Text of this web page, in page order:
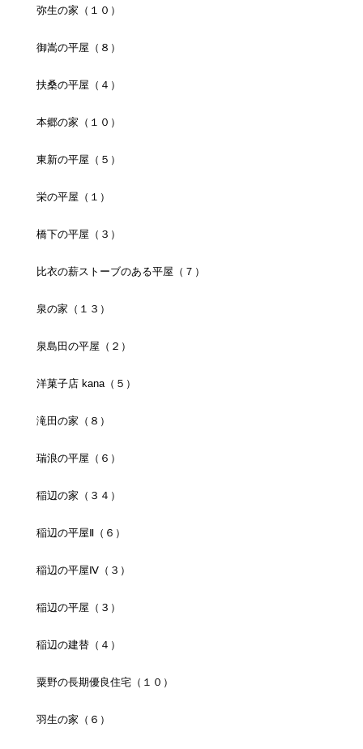
弥生の家（１０）
御嵩の平屋（８）
扶桑の平屋（４）
本郷の家（１０）
東新の平屋（５）
栄の平屋（１）
橋下の平屋（３）
比衣の薪ストーブのある平屋（７）
泉の家（１３）
泉島田の平屋（２）
洋菓子店 kana（５）
滝田の家（８）
瑞浪の平屋（６）
稲辺の家（３４）
稲辺の平屋Ⅱ（６）
稲辺の平屋Ⅳ（３）
稲辺の平屋（３）
稲辺の建替（４）
粟野の長期優良住宅（１０）
羽生の家（６）